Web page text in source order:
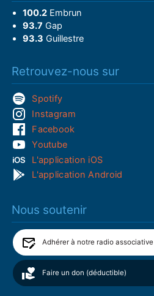
100.2Embrun
93.7 Gap
93.3 Guillestre
Retrouvez-nous sur
Spotify
Instagram
Facebook
Youtube
L'application iOS
L'application Android
Nous soutenir
Adhérer à notre radio associative
Faire un don (déductible)